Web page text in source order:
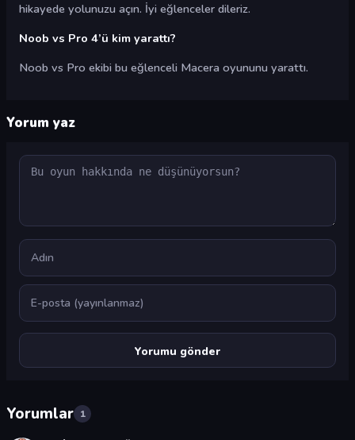
hikayede yolunuzu açın. İyi eğlenceler dileriz.
Noob vs Pro 4’ü kim yarattı?
Noob vs Pro ekibi bu eğlenceli Macera oyununu yarattı.
Yorum yaz
Yorum
Ad
E-posta
Yorumlar 1